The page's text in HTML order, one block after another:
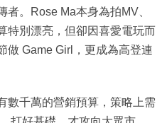
。Rose Ma本身為拍MV、
特別漂亮，但卻因喜愛電玩而
做 Game Girl，更成為高登連
數千萬的營銷預算，策略上需